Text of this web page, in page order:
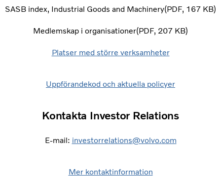
SASB index, Industrial Goods and Machinery PDF 167 KB
Medlemskap i organisationer PDF 207 KB
Platser med större verksamheter
Uppförandekod och aktuella policyer
Kontakta Investor Relations
E-mail: investorrelations@volvo.com
Mer kontaktinformation